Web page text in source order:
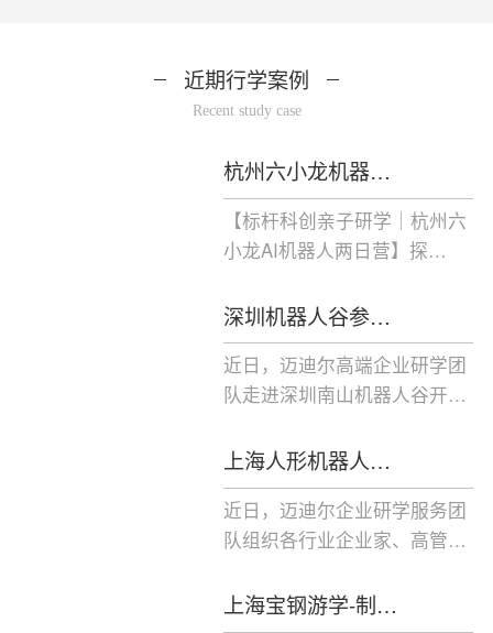
近期行学案例
Recent study case
杭州六小龙机器…
【标杆科创亲子研学｜杭州六
小龙AI机器人两日营】探…
深圳机器人谷参…
近日，迈迪尔高端企业研学团
队走进深圳南山机器人谷开…
上海人形机器人…
近日，迈迪尔企业研学服务团
队组织各行业企业家、高管…
上海宝钢游学-制…